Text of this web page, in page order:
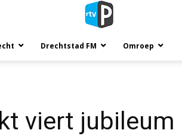
Drechtstad FM Omroep
viert jubileum